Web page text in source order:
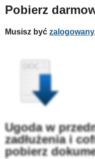
Pobierz
Musisz być zalogowany
Ugoda w
zadłużenia i
pobierz